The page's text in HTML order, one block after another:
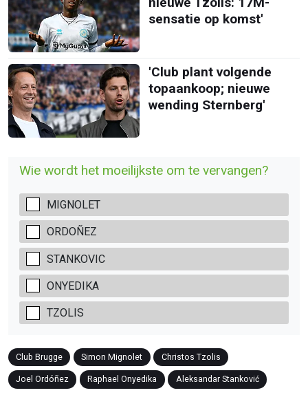
sensatie op komst'
'Club plant volgende
topaankoop; nieuwe
wending Sternberg'
Wie wordt het moeilijkste om te vervangen?
MIGNOLET
ORDOÑEZ
STANKOVIC
ONYEDIKA
TZOLIS
Club Brugge Simon Mignolet Christos Tzolis
Joel Ordóñez Raphael Onyedika Aleksandar Stanković